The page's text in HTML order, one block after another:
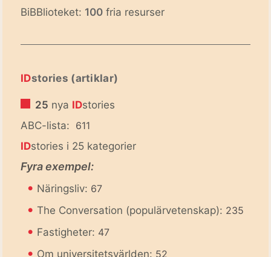
BiBBlioteket: 100 fria resurser
IDstories (artiklar)
25 nya IDstories
ABC-lista: 611
IDstories i 25 kategorier
Fyra exempel:
• Näringsliv: 67
• The Conversation (populärvetenskap): 235
• Fastigheter: 47
• Om universitetsvärlden: 52